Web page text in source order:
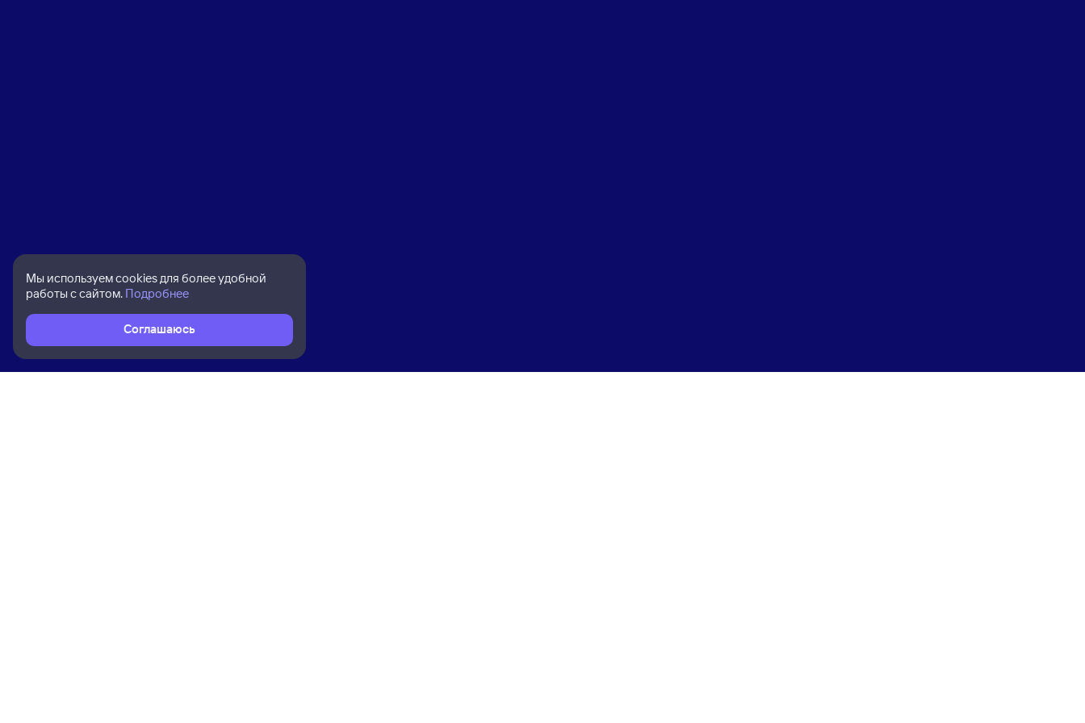
Мы используем cookies для более удобной
работы с сайтом. Подробнее
Соглашаюсь